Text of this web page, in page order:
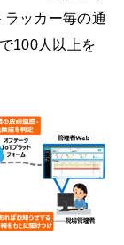
ッカー毎の通
100人以上を